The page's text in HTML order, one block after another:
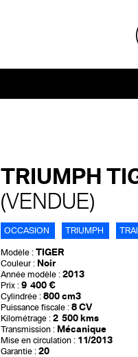
TRIUMPH
(VENDUE)
OCCASION TRIUMPH
Modèle : TIGER
Couleur : Noir
Année modèle : 2013
Prix : 9 400 €
Cylindrée : 800 cm3
Puissance fiscale : 8 CV
Kilométrage : 2 500 kms
Transmission : Mécanique
Mise en circulation : 11/2013
Garantie : 20